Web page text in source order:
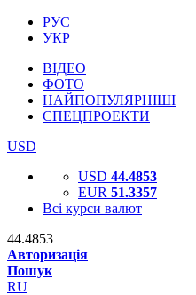
РУС
УКР
ВІДЕО
ФОТО
НАЙПОПУЛЯРНІШІ
СПЕЦПРОЕКТИ
USD
USD 44.4853
EUR 51.3357
Всі курси валют
44.4853
Авторизація
Пошук
RU